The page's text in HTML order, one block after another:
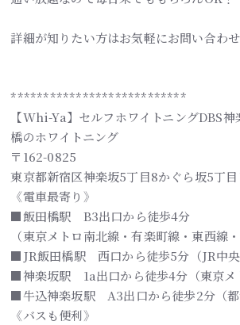
詳細が知りたい方はお気軽にお問い合わ
***************************
【Whi-Ya】セルフホワイトニングDBS
橋のホワイトニング
〒162-0825
東京都新宿区神楽坂5丁目8かぐら坂5丁
《電車最寄り》
■飯田橋駅 B3出口から徒歩4分
（東京メトロ南北線・有楽町線・東西線
■JR飯田橋駅 西口から徒歩5分（JR中央
■神楽坂駅 1a出口から徒歩4分（東京メ
■牛込神楽坂駅 A3出口から徒歩2分（都
《バスも便利》